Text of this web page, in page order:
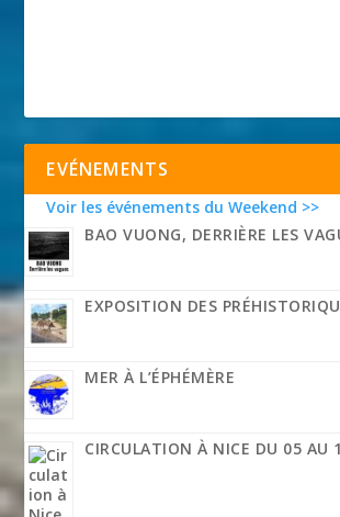
EVÉNEMENTS
Voir les événements du Weekend >>
BAO VUONG, DERRIÈRE LES
EXPOSITION DES
MER À L’ÉPHÉMÈRE
CIRCULATION À NICE DU 05 AU